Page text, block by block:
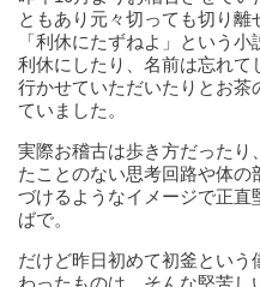
ともあり元々切っても切り離
「利休にたずねよ」という
利休にしたり、名前は忘れて
行かせていただいたりとお茶
ていました。
実際お稽古は歩き方だったり
たことのない思考回路や体
づけるようなイメージで正直
ばで。
だけど昨日初めて初釜とい
わったものは、そんな堅苦し